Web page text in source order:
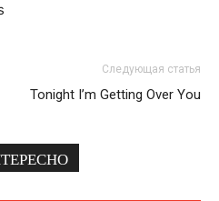
Следующая статья
Tonight I’m Getting Over You